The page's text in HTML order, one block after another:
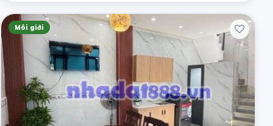
Môi giới